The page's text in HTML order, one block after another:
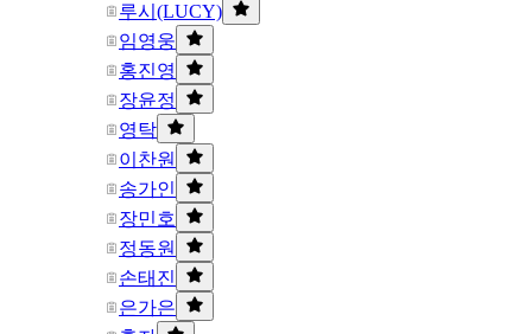
루시(LUCY)
임영웅
홍진영
장윤정
영탁
이찬원
송가인
장민호
정동원
손태진
은가은